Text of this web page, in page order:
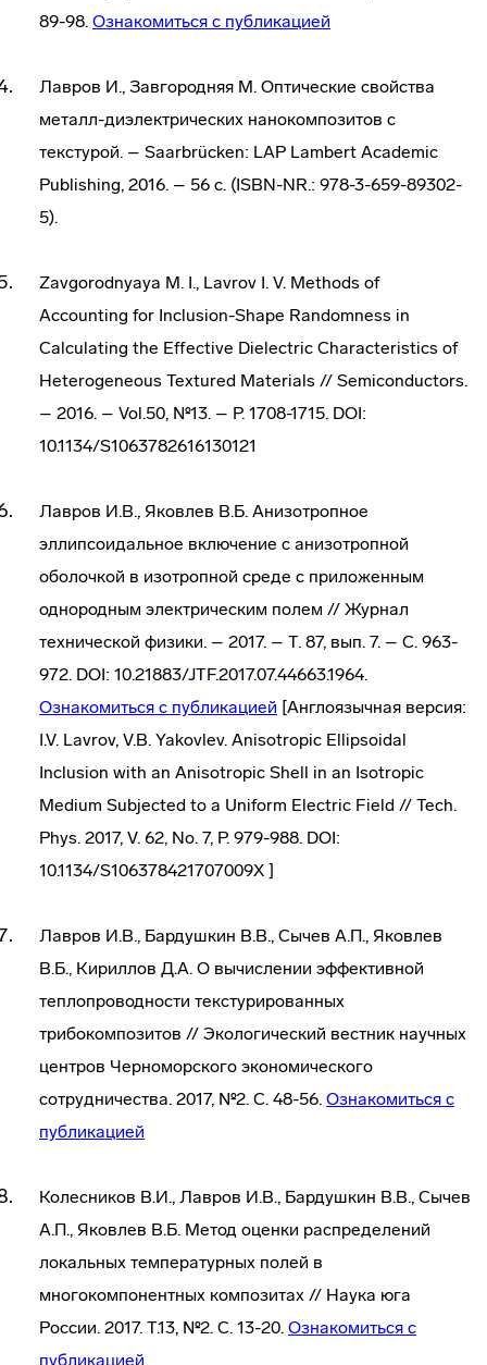
89-98. Ознакомиться с публикацией
Лавров И., Завгородняя М. Оптические свойства
металл-диэлектрических нанокомпозитов с
текстурой. – Saarbrücken: LAP Lambert Academic
Publishing, 2016. – 56 c. (ISBN-NR.: 978-3-659-89302-
5).
Zavgorodnyaya M. I., Lavrov I. V. Methods of
Accounting for Inclusion-Shape Randomness in
Calculating the Effective Dielectric Characteristics of
Heterogeneous Textured Materials // Semiconductors.
– 2016. – Vol.50, №13. – P. 1708-1715. DOI:
10.1134/S1063782616130121
Лавров И.В., Яковлев В.Б. Анизотропное
эллипсоидальное включение с анизотропной
оболочкой в изотропной среде с приложенным
однородным электрическим полем // Журнал
технической физики. – 2017. – Т. 87, вып. 7. – С. 963-
972. DOI: 10.21883/JTF.2017.07.44663.1964.
Ознакомиться с публикацией [Англоязычная версия:
I.V. Lavrov, V.B. Yakovlev. Anisotropic Ellipsoidal
Inclusion with an Anisotropic Shell in an Isotropic
Medium Subjected to a Uniform Electric Field // Tech.
Phys. 2017, V. 62, No. 7, P. 979-988. DOI:
10.1134/S106378421707009X ]
Лавров И.В., Бардушкин В.В., Сычев А.П., Яковлев
В.Б., Кириллов Д.А. О вычислении эффективной
теплопроводности текстурированных
трибокомпозитов // Экологический вестник научных
центров Черноморского экономического
сотрудничества. 2017, №2. С. 48-56. Ознакомиться с
публикацией
Колесников В.И., Лавров И.В., Бардушкин В.В., Сычев
А.П., Яковлев В.Б. Метод оценки распределений
локальных температурных полей в
многокомпонентных композитах // Наука юга
России. 2017. Т.13, №2. С. 13-20. Ознакомиться с
публикацией